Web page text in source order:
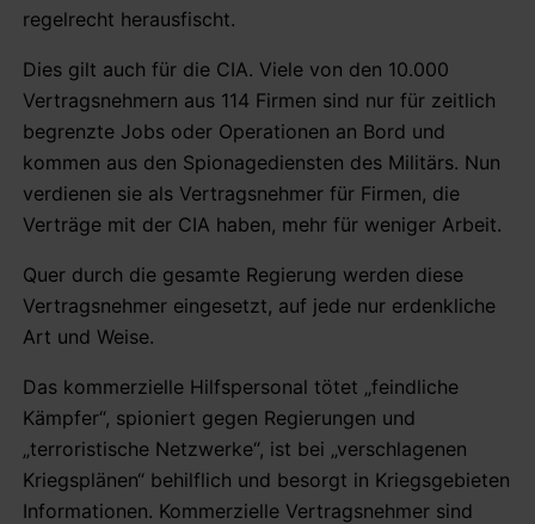
regelrecht herausfischt.
Dies gilt auch für die CIA. Viele von den 10.000
Vertragsnehmern aus 114 Firmen sind nur für zeitlich
begrenzte Jobs oder Operationen an Bord und
kommen aus den Spionagediensten des Militärs. Nun
verdienen sie als Vertragsnehmer für Firmen, die
Verträge mit der CIA haben, mehr für weniger Arbeit.
Quer durch die gesamte Regierung werden diese
Vertragsnehmer eingesetzt, auf jede nur erdenkliche
Art und Weise.
Das kommerzielle Hilfspersonal tötet „feindliche
Kämpfer“, spioniert gegen Regierungen und
„terroristische Netzwerke“, ist bei „verschlagenen
Kriegsplänen“ behilflich und besorgt in Kriegsgebieten
Informationen. Kommerzielle Vertragsnehmer sind